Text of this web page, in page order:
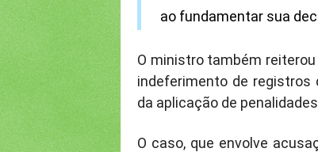
ao fundamentar sua
O ministro também
indeferimento de registros
da aplicação de
O caso, que envolve